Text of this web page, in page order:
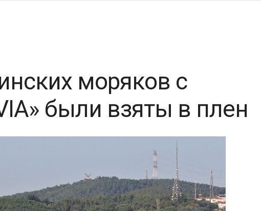
моряков с
были взяты в плен